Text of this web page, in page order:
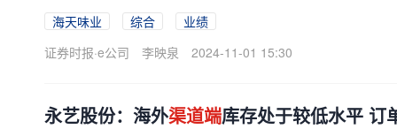
海天味业 综合
业绩
证券时报·e公司
李映泉 2024-11-01 15:30
永艺股份：海外渠道端库存处于较低水平 订